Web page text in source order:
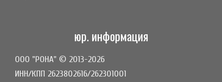
юр. информация
ООО "РОНА" © 2013-2026
ИНН/КПП 2623802616/262301001